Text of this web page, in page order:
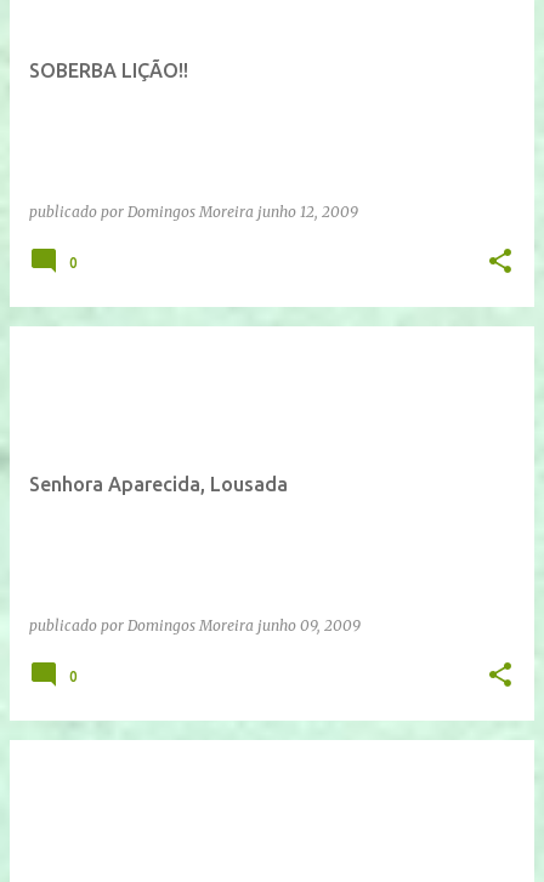
SOBERBA LIÇÃO!!
publicado por Domingos Moreira junho 12, 2009
0
Senhora Aparecida, Lousada
publicado por Domingos Moreira junho 09, 2009
0